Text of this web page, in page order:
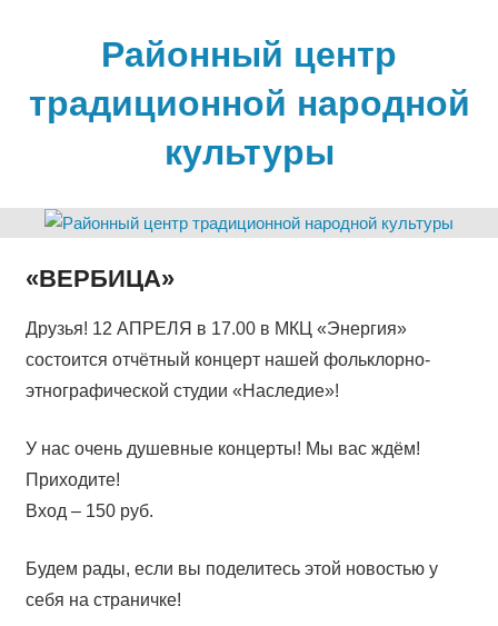
Районный центр
традиционной народной
культуры
«ВЕРБИЦА»
Друзья! 12 АПРЕЛЯ в 17.00 в МКЦ «Энергия»
состоится отчётный концерт нашей фольклорно-
этнографической студии «Наследие»!
У нас очень душевные концерты! Мы вас ждём!
Приходите!
Вход – 150 руб.
Будем рады, если вы поделитесь этой новостью у
себя на страничке!